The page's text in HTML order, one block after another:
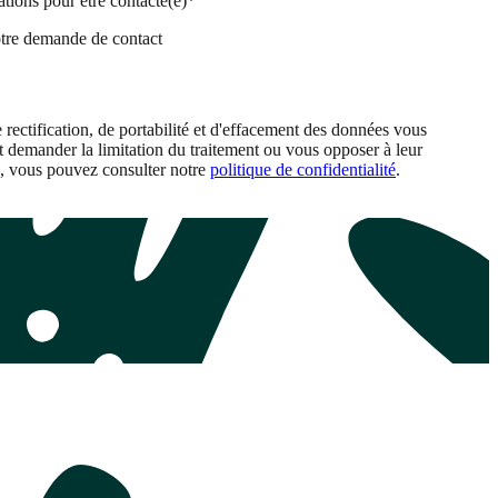
demande de contact
de portabilité et d'effacement des données vous
demander la limitation du traitement ou vous opposer à leur
vous pouvez consulter notre politique de confidentialité.